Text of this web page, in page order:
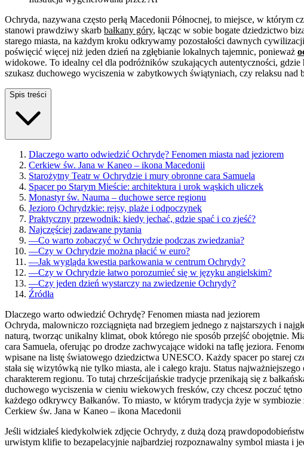
Ochryda, nazywana często perłą Macedonii Północnej, to miejsce, w którym
stanowi prawdziwy skarb bałkany góry, łącząc w sobie bogate dziedzictwo
starego miasta, na każdym kroku odkrywamy pozostałości dawnych
poświęcić więcej niż jeden dzień na zgłębianie lokalnych tajemnic, ponieważ
widokowe. To idealny cel dla podróżników szukających autentyczności,
szukasz duchowego wyciszenia w zabytkowych świątyniach, czy relaksu
Spis treści
Dlaczego warto odwiedzić Ochrydę? Fenomen miasta nad jeziorem
Cerkiew św. Jana w Kaneo – ikona Macedonii
Starożytny Teatr w Ochrydzie i mury obronne cara Samuela
Spacer po Starym Mieście: architektura i urok wąskich uliczek
Monastyr św. Nauma – duchowe serce regionu
Jezioro Ochrydzkie: rejsy, plaże i odpoczynek
Praktyczny przewodnik: kiedy jechać, gdzie spać i co zjeść?
Najczęściej zadawane pytania
—Co warto zobaczyć w Ochrydzie podczas zwiedzania?
—Czy w Ochrydzie można płacić w euro?
—Jak wygląda kwestia parkowania w centrum Ochrydy?
—Czy w Ochrydzie łatwo porozumieć się w języku angielskim?
—Czy jeden dzień wystarczy na zwiedzenie Ochrydy?
Źródła
Dlaczego warto odwiedzić Ochrydę? Fenomen miasta nad jeziorem
Ochryda, malowniczo rozciągnięta nad brzegiem jednego z najstarszych i
naturą, tworząc unikalny klimat, obok którego nie sposób przejść obojętnie.
cara Samuela, oferując po drodze zachwycające widoki na taflę jeziora.
wpisane na listę światowego dziedzictwa UNESCO. Każdy spacer po starej
stała się wizytówką nie tylko miasta, ale i całego kraju. Status
charakterem regionu. To tutaj chrześcijańskie tradycje przenikają się z
duchowego wyciszenia w cieniu wiekowych fresków, czy chcesz poczuć
każdego odkrywcy Bałkanów. To miasto, w którym tradycja żyje w
Cerkiew św. Jana w Kaneo – ikona Macedonii
Jeśli widziałeś kiedykolwiek zdjęcie Ochrydy, z dużą dozą
urwistym klifie to bezapelacyjnie najbardziej rozpoznawalny symbol miasta i